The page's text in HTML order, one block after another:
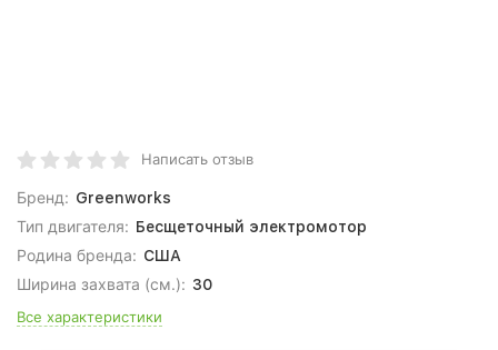
Написать отзыв
Бренд: Greenworks
Тип двигателя: Бесщеточный электромотор
Родина бренда: США
Ширина захвата (см.): 30
Все характеристики